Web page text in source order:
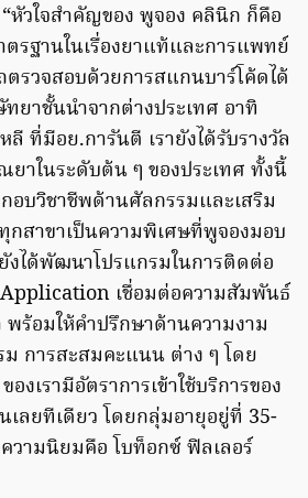
“หัวใจสำคัญของ พูจอง คลินิก ก็คือ
รฐานในเรื่องยาแท้และการแพทย์
รวจสอบด้วยการสแกนบาร์โค้ดได้
ยาชั้นนำจากต่างประเทศ อาทิ
ลี ที่มีอย.การันตี เรายังได้รับรางวัล
ยาในระดับต้น ๆ ของประเทศ ทั้งนี้
อบวิชาชีพด้านศัลกรรมและเสริม
กสาขาเป็นความพิเศษที่พูจองมอบ
งได้พัฒนาโปรแกรมในการติดต่อ
เชื่อมต่อความสัมพันธ์
พร้อมให้คำปรึกษาด้านความงาม
การสะสมคะแนน ต่าง ๆ โดย
งเรามีอัตราการเข้าใช้บริการของ
ลยทีเดียว โดยกลุ่มอายุอยู่ที่ 35-
วามนิยมคือ โบท็อกซ์ ฟิลเลอร์